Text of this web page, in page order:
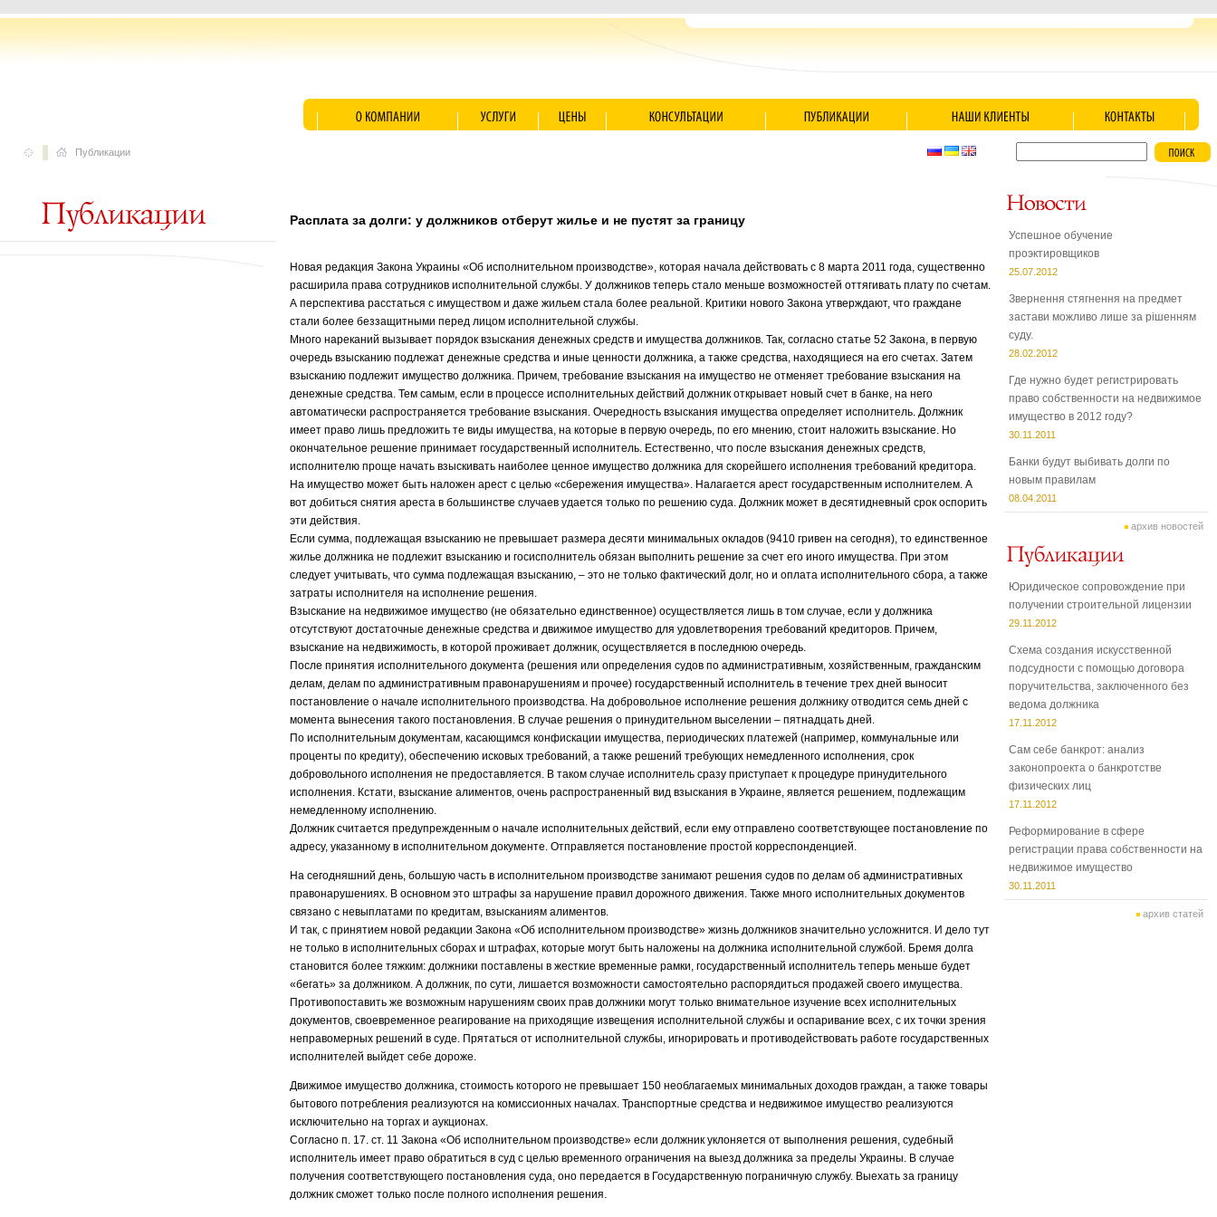
Публикации
Расплата за долги: у должников отберут жилье и не пустят за границу
Новая редакция Закона Украины «Об исполнительном производстве», которая начала действовать с 8 марта 2011 года, существенно
расширила права сотрудников исполнительной службы. У должников теперь стало меньше возможностей оттягивать плату по счетам.
А перспектива расстаться с имуществом и даже жильем стала более реальной. Критики нового Закона утверждают, что граждане
стали более беззащитными перед лицом исполнительной службы.
Много нареканий вызывает порядок взыскания денежных средств и имущества должников. Так, согласно статье 52 Закона, в первую
очередь взысканию подлежат денежные средства и иные ценности должника, а также средства, находящиеся на его счетах. Затем
взысканию подлежит имущество должника. Причем, требование взыскания на имущество не отменяет требование взыскания на
денежные средства. Тем самым, если в процессе исполнительных действий должник открывает новый счет в банке, на него
автоматически распространяется требование взыскания. Очередность взыскания имущества определяет исполнитель. Должник
имеет право лишь предложить те виды имущества, на которые в первую очередь, по его мнению, стоит наложить взыскание. Но
окончательное решение принимает государственный исполнитель. Естественно, что после взыскания денежных средств,
исполнителю проще начать взыскивать наиболее ценное имущество должника для скорейшего исполнения требований кредитора.
На имущество может быть наложен арест с целью «сбережения имущества». Налагается арест государственным исполнителем. А
вот добиться снятия ареста в большинстве случаев удается только по решению суда. Должник может в десятидневный срок оспорить
эти действия.
Если сумма, подлежащая взысканию не превышает размера десяти минимальных окладов (9410 гривен на сегодня), то единственное
жилье должника не подлежит взысканию и госисполнитель обязан выполнить решение за счет его иного имущества. При этом
следует учитывать, что сумма подлежащая взысканию, – это не только фактический долг, но и оплата исполнительного сбора, а также
затраты исполнителя на исполнение решения.
Взыскание на недвижимое имущество (не обязательно единственное) осуществляется лишь в том случае, если у должника
отсутствуют достаточные денежные средства и движимое имущество для удовлетворения требований кредиторов. Причем,
взыскание на недвижимость, в которой проживает должник, осуществляется в последнюю очередь.
После принятия исполнительного документа (решения или определения судов по административным, хозяйственным, гражданским
делам, делам по административным правонарушениям и прочее) государственный исполнитель в течение трех дней выносит
постановление о начале исполнительного производства. На добровольное исполнение решения должнику отводится семь дней с
момента вынесения такого постановления. В случае решения о принудительном выселении – пятнадцать дней.
По исполнительным документам, касающимся конфискации имущества, периодических платежей (например, коммунальные или
проценты по кредиту), обеспечению исковых требований, а также решений требующих немедленного исполнения, срок
добровольного исполнения не предоставляется. В таком случае исполнитель сразу приступает к процедуре принудительного
исполнения. Кстати, взыскание алиментов, очень распространенный вид взыскания в Украине, является решением, подлежащим
немедленному исполнению.
Должник считается предупрежденным о начале исполнительных действий, если ему отправлено соответствующее постановление по
адресу, указанному в исполнительном документе. Отправляется постановление простой корреспонденцией.
На сегодняшний день, большую часть в исполнительном производстве занимают решения судов по делам об административных
правонарушениях. В основном это штрафы за нарушение правил дорожного движения. Также много исполнительных документов
связано с невыплатами по кредитам, взысканиям алиментов.
И так, с принятием новой редакции Закона «Об исполнительном производстве» жизнь должников значительно усложнится. И дело тут
не только в исполнительных сборах и штрафах, которые могут быть наложены на должника исполнительной службой. Бремя долга
становится более тяжким: должники поставлены в жесткие временные рамки, государственный исполнитель теперь меньше будет
«бегать» за должником. А должник, по сути, лишается возможности самостоятельно распорядиться продажей своего имущества.
Противопоставить же возможным нарушениям своих прав должники могут только внимательное изучение всех исполнительных
документов, своевременное реагирование на приходящие извещения исполнительной службы и оспаривание всех, с их точки зрения
неправомерных решений в суде. Прятаться от исполнительной службы, игнорировать и противодействовать работе государственных
исполнителей выйдет себе дороже.
Движимое имущество должника, стоимость которого не превышает 150 необлагаемых минимальных доходов граждан, а также товары
бытового потребления реализуются на комиссионных началах. Транспортные средства и недвижимое имущество реализуются
исключительно на торгах и аукционах.
Согласно п. 17. ст. 11 Закона «Об исполнительном производстве» если должник уклоняется от выполнения решения, судебный
исполнитель имеет право обратиться в суд с целью временного ограничения на выезд должника за пределы Украины. В случае
получения соответствующего постановления суда, оно передается в Государственную пограничную службу. Выехать за границу
должник сможет только после полного исполнения решения.
Успешное обучение
проэктировщиков
25.07.2012
Звернення стягнення на предмет
застави можливо лише за рішенням
суду.
28.02.2012
Где нужно будет регистрировать
право собственности на недвижимое
имущество в 2012 году?
30.11.2011
Банки будут выбивать долги по
новым правилам
08.04.2011
архив новостей
Юридическое сопровождение при
получении строительной лицензии
29.11.2012
Схема создания искусственной
подсудности с помощью договора
поручительства, заключенного без
ведома должника
17.11.2012
Сам себе банкрот: анализ
законопроекта о банкротстве
физических лиц
17.11.2012
Реформирование в сфере
регистрации права собственности на
недвижимое имущество
30.11.2011
архив статей